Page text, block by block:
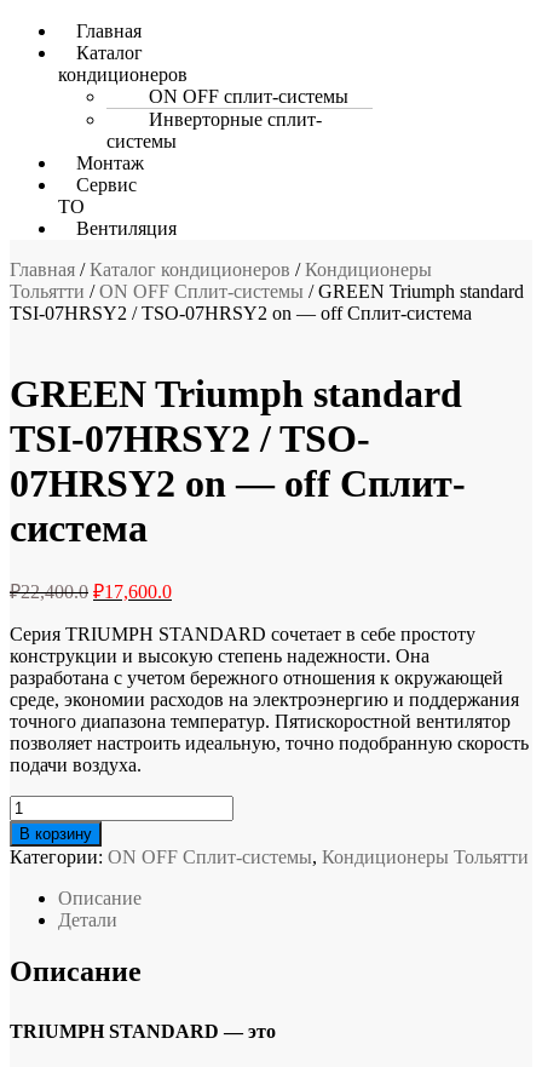
Меню
Главная
Каталог
кондиционеров
ON OFF сплит-системы
Инверторные сплит-
системы
Монтаж
Сервис
ТО
Вентиляция
Главная /Каталог кондиционеров /Кондиционеры
Тольятти /ON OFF Сплит-системы / GREEN Triumph standard
TSI-07HRSY2 / TSO-07HRSY2 on — off Сплит-система
GREEN Triumph standard
TSI-07HRSY2 / TSO-
07HRSY2 on — off Сплит-
система
₽22,400.0 Первоначальная
составляла
₽22,400.0.
₽17,600.0Текущая
₽17,600.0.
Серия TRIUMPH STANDARD сочетает в себе простоту
конструкции и высокую степень надежности. Она
разработана с учетом бережного отношения к окружающей
среде, экономии расходов на электроэнергию и поддержания
точного диапазона температур. Пятискоростной вентилятор
позволяет настроить идеальную, точно подобранную скорость
подачи воздуха.
Количество
товара
GREEN
Triumph
standard
TSI-
07HRSY2
TSO-
on
-
В корзину
Категории: ON OFF Сплит-системы, Кондиционеры Тольятти
Описание
Детали
Описание
TRIUMPH STANDARD — это